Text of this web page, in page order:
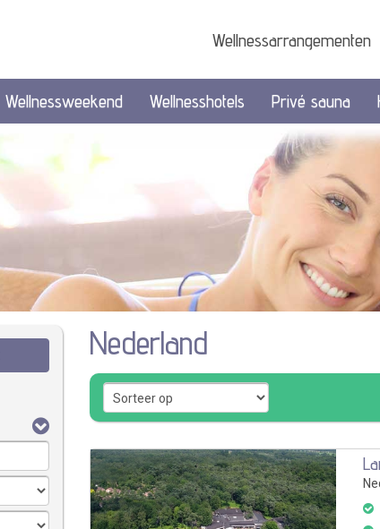
Wellnessarrangementen
Wellnessweekend Wellnesshotels Privé sauna
Nederland